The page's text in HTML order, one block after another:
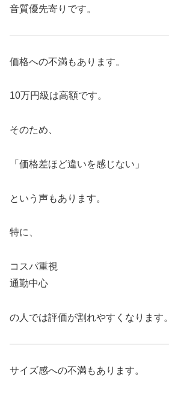
音質優先寄りです。
価格への不満もあります。
10万円級は高額です。
そのため、
「価格差ほど違いを感じない」
という声もあります。
特に、
コスパ重視
通勤中心
の人では評価が割れやすくなります。
サイズ感への不満もあります。